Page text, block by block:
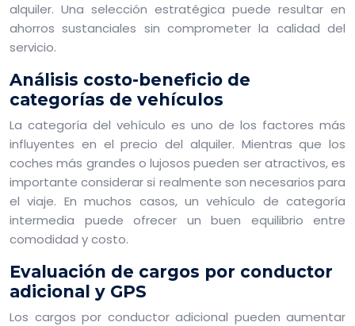
alquiler. Una selección estratégica puede resultar en
ahorros sustanciales sin comprometer la calidad del
servicio.
Análisis costo-beneficio de
categorías de vehículos
La categoría del vehículo es uno de los factores más
influyentes en el precio del alquiler. Mientras que los
coches más grandes o lujosos pueden ser atractivos, es
importante considerar si realmente son necesarios para
el viaje. En muchos casos, un vehículo de categoría
intermedia puede ofrecer un buen equilibrio entre
comodidad y costo.
Evaluación de cargos por conductor
adicional y GPS
Los cargos por conductor adicional pueden aumentar